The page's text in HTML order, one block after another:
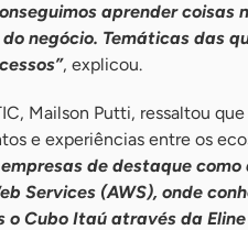
aprender coisas
negócio. Temáticas das
, explicou.
Mailson Putti, ressaltou
e experiências entre os
de destaque
Services (AWS), onde
o Cubo Itaú através da